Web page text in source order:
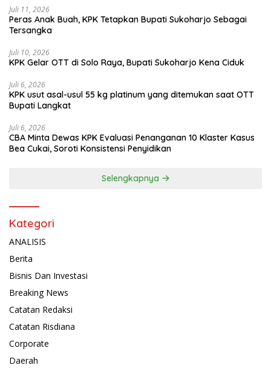
Juli 11, 2026
Peras Anak Buah, KPK Tetapkan Bupati Sukoharjo Sebagai
Tersangka
Juli 10, 2026
KPK Gelar OTT di Solo Raya, Bupati Sukoharjo Kena Ciduk
Juli 6, 2026
KPK usut asal-usul 55 kg platinum yang ditemukan saat OTT
Bupati Langkat
Juli 6, 2026
CBA Minta Dewas KPK Evaluasi Penanganan 10 Klaster Kasus
Bea Cukai, Soroti Konsistensi Penyidikan
Selengkapnya
Kategori
ANALISIS
Berita
Bisnis Dan Investasi
Breaking News
Catatan Redaksi
Catatan Risdiana
Corporate
Daerah